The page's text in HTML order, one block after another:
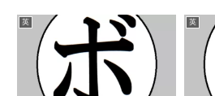
勝(16KO)4敗 【獲得タイトル】ロ
ンドンオリンピックバンタム級金
メダル(アマチュア)コモンウェ
ル...
敗1分
ター
ル級
英 英